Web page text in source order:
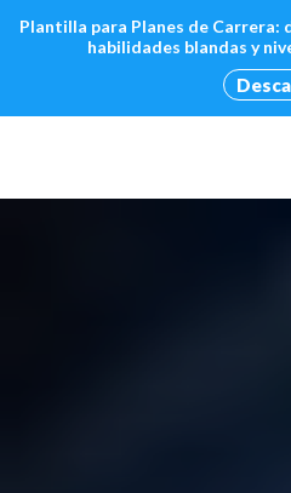
Plantilla para Planes de Carrera:
habilidades blandas y